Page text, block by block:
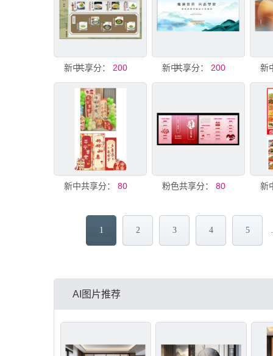
新中式菜单 宴请菜单
共享分： 200 新中式地产
共享分： 200
新中式 装饰道具
共享分： 80 粉色新中式手册
共享分： 80
1 2 3 4 5
AI图片推荐